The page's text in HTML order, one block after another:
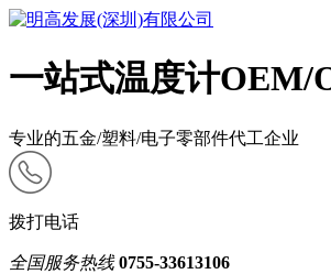
一站式温度计OEM/
专业的五金/塑料/电子零部件代工企业
拨打电话
全国服务热线 0755-33613106